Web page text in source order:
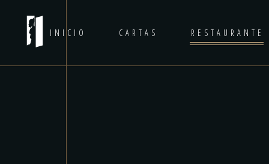
INICIO CARTAS RESTAURANTE